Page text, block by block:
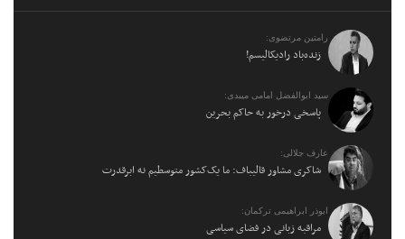
رامتین مرتضوی:
زنده‌باد رادیکالیسم!
سید ابوالفضل امامی میبدی:
پاسخی درخور به حاکم بحرین
عارف جلالی:
شاکری مشاور قالیباف: ما یک‌کشور متوسطیم نه ابرقدرت
ابوذر ابراهیمی ترکمان:
مراقبه زبانی در فضای سیاسی